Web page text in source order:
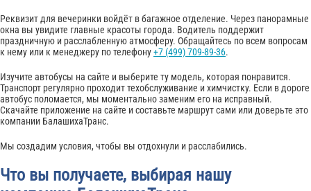
Реквизит для вечеринки войдёт в багажное отделение. Через панорамные
окна вы увидите главные красоты города. Водитель поддержит
праздничную и расслабленную атмосферу. Обращайтесь по всем вопросам
к нему или к менеджеру по телефону+7 (499) 709-89-36.
Изучите автобусы на сайте и выберите ту модель, которая понравится.
Транспорт регулярно проходит техобслуживание и химчистку. Если в дороге
автобус поломается, мы моментально заменим его на исправный.
Скачайте приложение на сайте и составьте маршрут сами или доверьте это
компании БалашихаТранс.
Мы создадим условия, чтобы вы отдохнули и расслабились.
Что вы получаете, выбирая нашу